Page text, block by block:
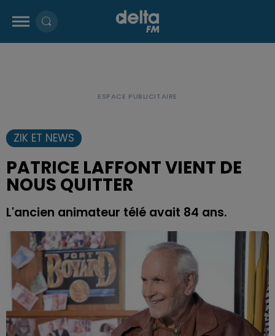
ZIK ET NEWS
PATRICE LAFFONT VIENT DE
NOUS QUITTER
L'ancien animateur télé avait 84 ans.